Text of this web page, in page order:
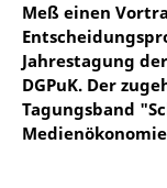
Meß einen
Jahrestagung
DGPuK. Der
Tagungsband